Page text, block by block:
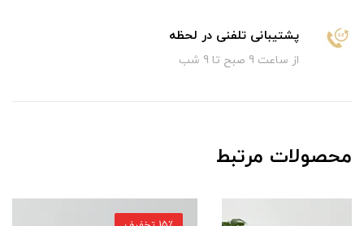
پشتیبانی تلفنی در لحظه
از ساعت 9 صبح تا 9 شب
محصولات مرتبط